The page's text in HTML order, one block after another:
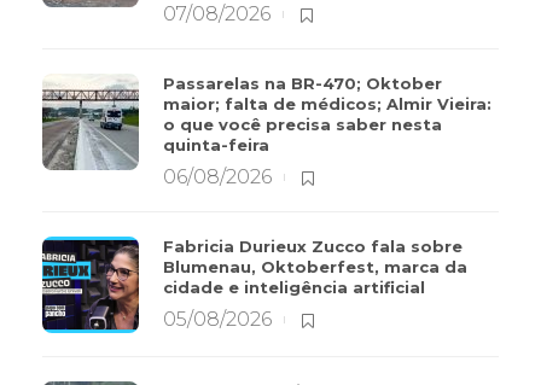
07/08/2026
Passarelas na BR-470; Oktober
maior; falta de médicos; Almir Vieira:
o que você precisa saber nesta
quinta-feira
06/08/2026
Fabricia Durieux Zucco fala sobre
Blumenau, Oktoberfest, marca da
cidade e inteligência artificial
05/08/2026